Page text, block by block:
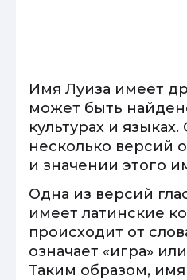
Имя Луиза имеет
может быть
культурах и
несколько версий
и значении этого
Одна из версий
имеет латинские
происходит от
означает «игра»
Таким образом,